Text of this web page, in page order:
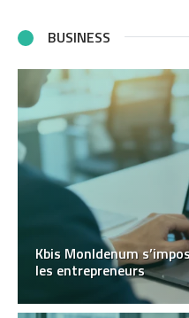
BUSINESS
Kbis MonIdenum
les entrepreneurs